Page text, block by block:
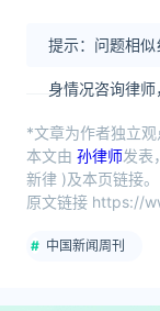
提示：问题相
身情况咨询律师
*文章为作者独立
本文由 孙律师发表
新律 )及本页链接。
原文链接 https://
中国新闻周刊